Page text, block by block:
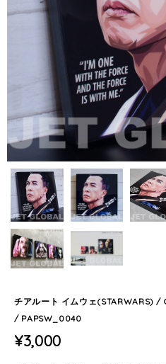
チアルート イムウェ(STARWARS)
/ PAPSW_0040
¥3,000